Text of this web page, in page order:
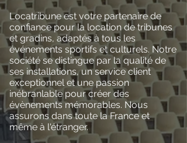
Locatribune est votre partenaire de
confiance pour la location de tribunes
et gradins, adaptés à tous les
événements sportifs et culturels. Notre
société se distingue par la qualité de
ses installations, un service client
exceptionnel et une passion
inébranlable pour créer des
évènements mémorables. Nous
assurons dans toute la France et
même à l'étranger.